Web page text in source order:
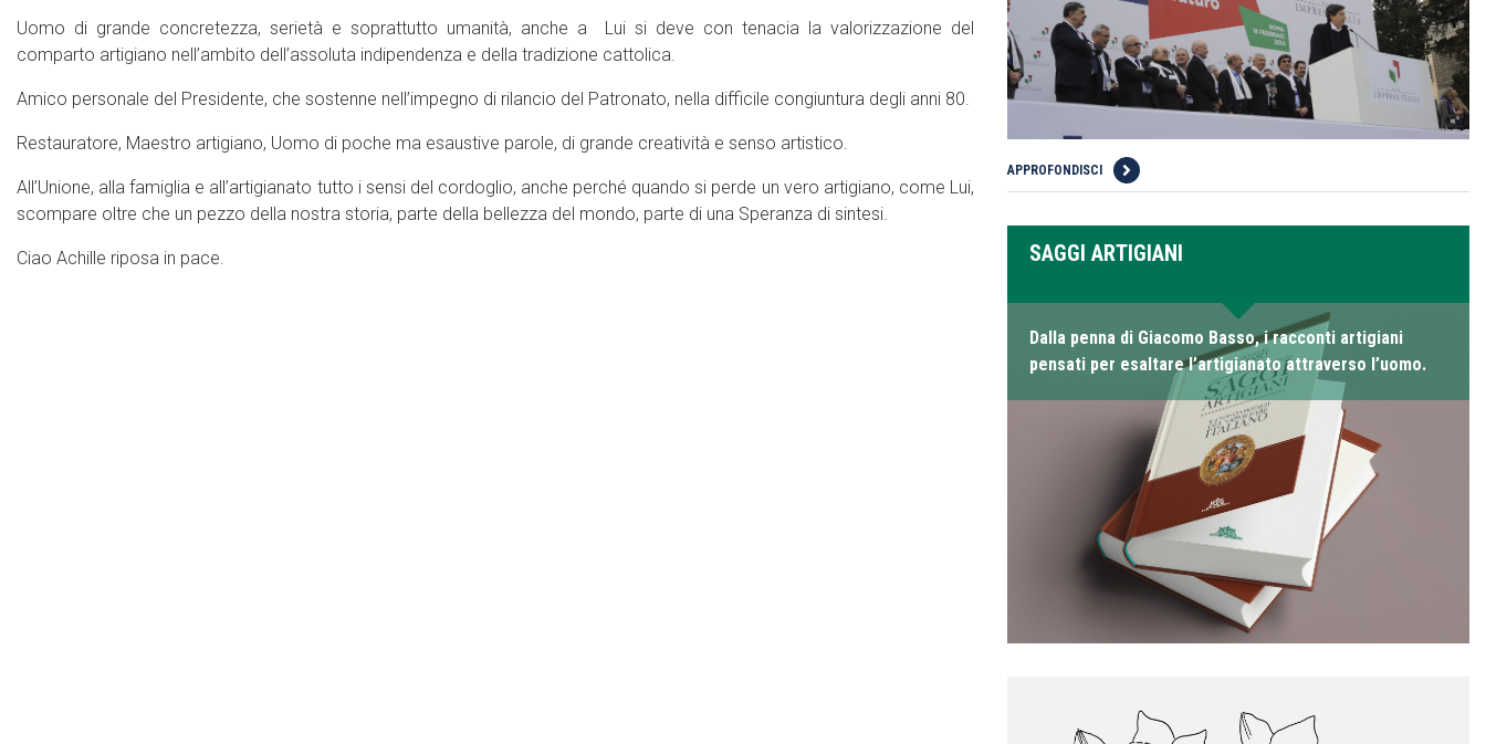
Uomo di grande concretezza, serietà e soprattutto umanità, anche a Lui si deve con tenacia la valorizzazione del
comparto artigiano nell’ambito dell’assoluta indipendenza e della tradizione cattolica.
Amico personale del Presidente, che sostenne nell’impegno di rilancio del Patronato, nella difficile congiuntura degli anni 80.
Restauratore, Maestro artigiano, Uomo di poche ma esaustive parole, di grande creatività e senso artistico.
All’Unione, alla famiglia e all’artigianato tutto i sensi del cordoglio, anche perché quando si perde un vero artigiano, come Lui,
scompare oltre che un pezzo della nostra storia, parte della bellezza del mondo, parte di una Speranza di sintesi.
Ciao Achille riposa in pace.
APPROFONDISCI
SAGGI ARTIGIANI
Dalla penna di Giacomo Basso, i racconti artigiani
pensati per esaltare l’artigianato attraverso l’uomo.